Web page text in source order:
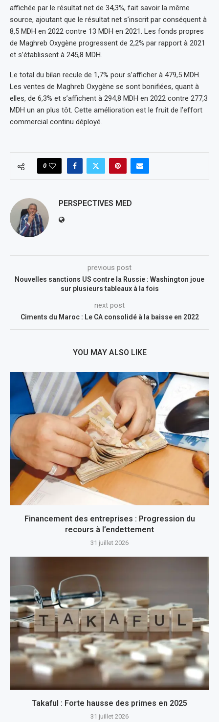
affichée par le résultat net de 34,3%, fait savoir la même
source, ajoutant que le résultat net s’inscrit par conséquent à
8,5 MDH en 2022 contre 13 MDH en 2021. Les fonds propres
de Maghreb Oxygène progressent de 2,2% par rapport à 2021
et s’établissent à 245,8 MDH.
Le total du bilan recule de 1,7% pour s’afficher à 479,5 MDH.
Les ventes de Maghreb Oxygène se sont bonifiées, quant à
elles, de 6,3% et s’affichent à 294,8 MDH en 2022 contre 277,3
MDH un an plus tôt. Cette amélioration est le fruit de l’effort
commercial continu déployé.
0
PERSPECTIVES MED
previous post
Nouvelles sanctions US contre la Russie : Washington joue
sur plusieurs tableaux à la fois
next post
Ciments du Maroc : Le CA consolidé à la baisse en 2022
YOU MAY ALSO LIKE
Financement des entreprises : Progression du
recours à l’endettement
31 juillet 2026
Takaful : Forte hausse des primes en 2025
31 juillet 2026